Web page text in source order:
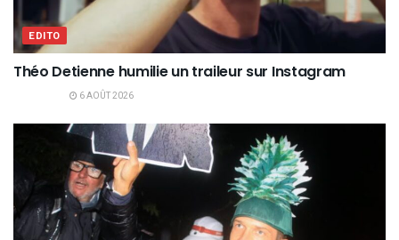
EDITO
Théo Detienne humilie un traileur sur Instagram
6 AOÛT 2026